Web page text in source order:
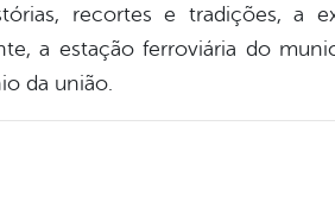
recortes e tradições, a
a estação ferroviária do
da união.